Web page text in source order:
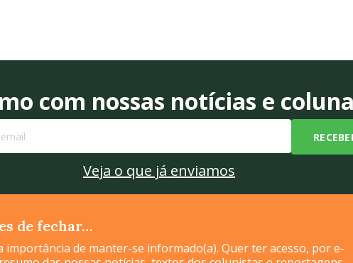
com nossas notícias e
Veja o que já enviamos
Quem somosAgênciaMídia KitConteúdo de marcaColaboradoresFale
de fechar…
importância de manter-se informado(a). Quer ter acesso, por e-